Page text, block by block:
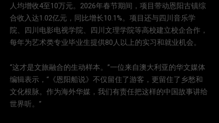
人均增收4至10万元。2026年春节期间，项目带动恩阳古镇综
合收入达1.02亿元，同比增长10.1%。项目还与四川音乐学
院、四川电影电视学院、四川文理学院等高校建立校企合作，
每年为艺术类专业毕业生提供80人以上的实习和就业机会。
“这才是文旅融合的生动样本。”一位来自澳大利亚的华文媒体
编辑表示，“《恩阳船说》不仅留住了游客，更留住了乡愁和
文化根脉。作为海外华媒，我们有责任把这样的中国故事讲给
世界听。”